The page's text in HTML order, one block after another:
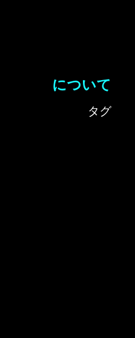
について
タグ